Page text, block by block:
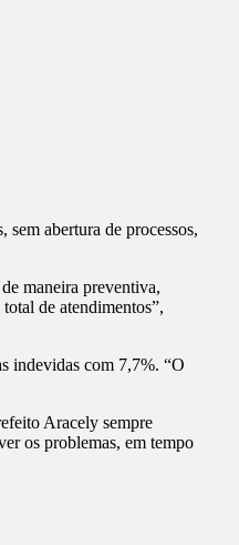
abertura de processos,
maneira preventiva,
de atendimentos”,
indevidas com 7,7%. “O
Aracely sempre
os problemas, em tempo